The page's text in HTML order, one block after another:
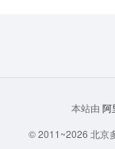
本站由 阿
© 2011~2026 北京